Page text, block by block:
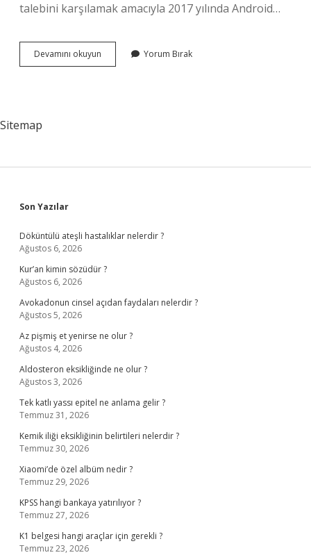
talebini karşılamak amacıyla 2017 yılında Android…
Devamını okuyun 1000Kitap
Uygulaması
Yorum Bırak
Sitemap
Sidebar
Son Yazılar
Döküntülü ateşli hastalıklar nelerdir ?
Ağustos 6, 2026
Kur’an kimin sözüdür ?
Ağustos 6, 2026
Avokadonun cinsel açıdan faydaları nelerdir ?
Ağustos 5, 2026
Az pişmiş et yenirse ne olur ?
Ağustos 4, 2026
Aldosteron eksikliğinde ne olur ?
Ağustos 3, 2026
Tek katlı yassı epitel ne anlama gelir ?
Temmuz 31, 2026
Kemik iliği eksikliğinin belirtileri nelerdir ?
Temmuz 30, 2026
Xiaomi’de özel albüm nedir ?
Temmuz 29, 2026
KPSS hangi bankaya yatırılıyor ?
Temmuz 27, 2026
K1 belgesi hangi araçlar için gerekli ?
Temmuz 23, 2026